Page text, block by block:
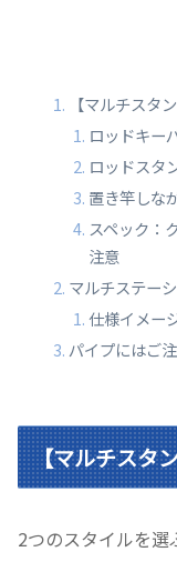
【マルチスタ
ロッドキー
ロッドスタ
置き竿しな
スペック：
注意
マルチステー
仕様イメー
パイプにはご
【マルチスタ
2つのスタイルを選